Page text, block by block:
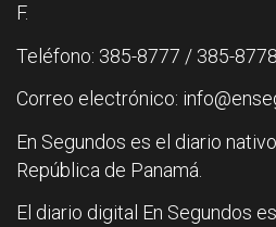
F.
Teléfono: 385-8777 / 385-8778
Correo electrónico:
En Segundos es el diario
República de Panamá.
El diario digital En Segundos